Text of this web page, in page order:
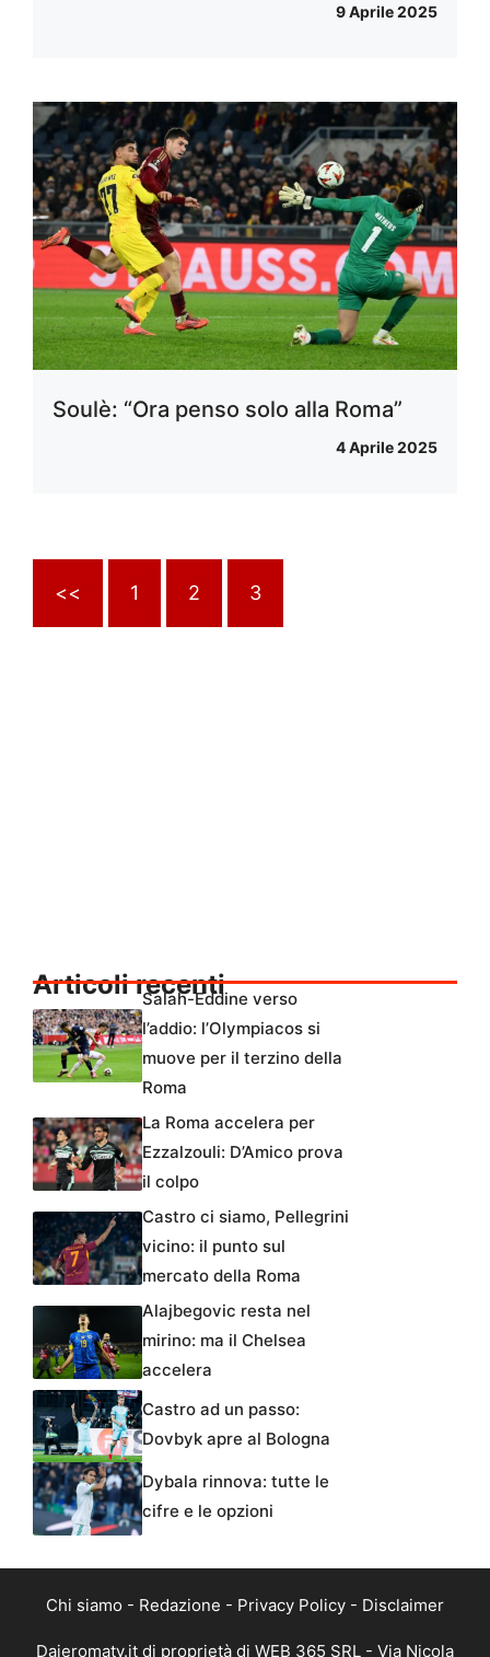
9 Aprile 2025
Soulè: “Ora penso solo alla Roma”
4 Aprile 2025
<< 1 2 3
Articoli recenti
Salah-Eddine verso
l’addio: l’Olympiacos si
muove per il terzino della
Roma
La Roma accelera per
Ezzalzouli: D’Amico prova
il colpo
Castro ci siamo, Pellegrini
vicino: il punto sul
mercato della Roma
Alajbegovic resta nel
mirino: ma il Chelsea
accelera
Castro ad un passo:
Dovbyk apre al Bologna
Dybala rinnova: tutte le
cifre e le opzioni
Chi siamo - Redazione - Privacy Policy - Disclaimer
Dajeromatv.it di proprietà di WEB 365 SRL - Via Nicola